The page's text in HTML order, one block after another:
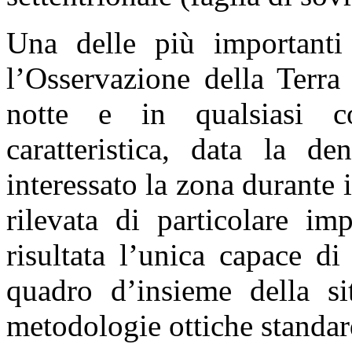
Una delle più
l’Osservazione della
notte e in qualsiasi
caratteristica, data la
interessato la zona
rilevata di particolare
risultata l’unica capace
quadro d’insieme della
metodologie ottiche